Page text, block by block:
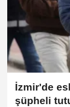
İzmir'de
şüpheli